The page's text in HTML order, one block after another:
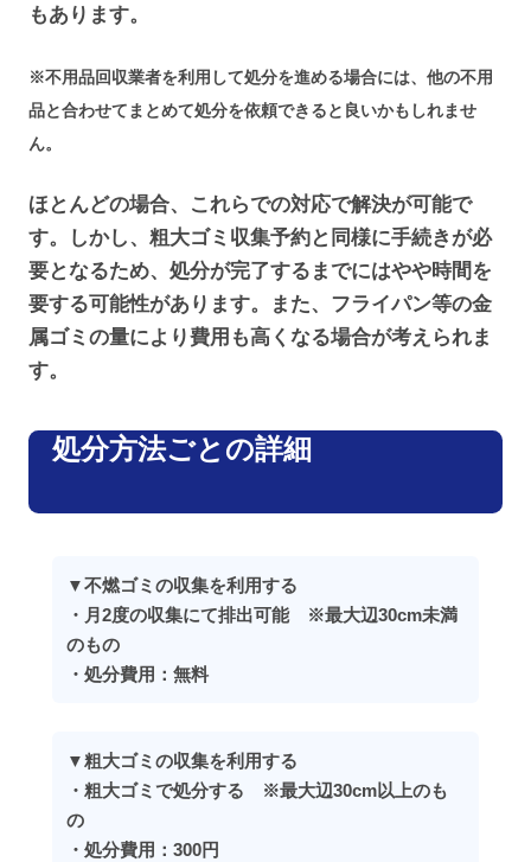
もあります。
※不用品回収業者を利用して処分を進める場合には、他の不用
品と合わせてまとめて処分を依頼できると良いかもしれませ
ん。
ほとんどの場合、これらでの対応で解決が可能で
す。しかし、粗大ゴミ収集予約と同様に手続きが必
要となるため、処分が完了するまでにはやや時間を
要する可能性があります。また、フライパン等の金
属ゴミの量により費用も高くなる場合が考えられま
す。
処分方法ごとの詳細
▼不燃ゴミの収集を利用する
・月2度の収集にて排出可能 ※最大辺30cm未満
のもの
・処分費用：無料
▼粗大ゴミの収集を利用する
・粗大ゴミで処分する ※最大辺30cm以上のも
の
・処分費用：300円